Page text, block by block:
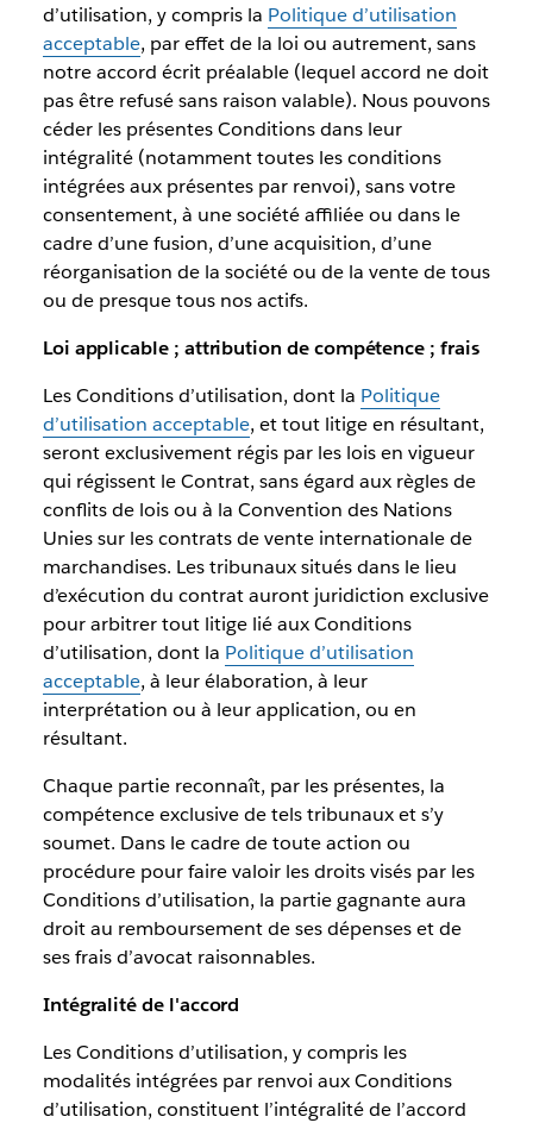
d’utilisation, y compris la Politique d’utilisation
acceptable, par effet de la loi ou autrement, sans
notre accord écrit préalable (lequel accord ne doit
pas être refusé sans raison valable). Nous pouvons
céder les présentes Conditions dans leur
intégralité (notamment toutes les conditions
intégrées aux présentes par renvoi), sans votre
consentement, à une société affiliée ou dans le
cadre d’une fusion, d’une acquisition, d’une
réorganisation de la société ou de la vente de tous
ou de presque tous nos actifs.
Loi applicable ; attribution de compétence ; frais
Les Conditions d’utilisation, dont la Politique
d’utilisation acceptable, et tout litige en résultant,
seront exclusivement régis par les lois en vigueur
qui régissent le Contrat, sans égard aux règles de
conflits de lois ou à la Convention des Nations
Unies sur les contrats de vente internationale de
marchandises. Les tribunaux situés dans le lieu
d’exécution du contrat auront juridiction exclusive
pour arbitrer tout litige lié aux Conditions
d’utilisation, dont la Politique d’utilisation
acceptable, à leur élaboration, à leur
interprétation ou à leur application, ou en
résultant.
Chaque partie reconnaît, par les présentes, la
compétence exclusive de tels tribunaux et s’y
soumet. Dans le cadre de toute action ou
procédure pour faire valoir les droits visés par les
Conditions d’utilisation, la partie gagnante aura
droit au remboursement de ses dépenses et de
ses frais d’avocat raisonnables.
Intégralité de l'accord
Les Conditions d’utilisation, y compris les
modalités intégrées par renvoi aux Conditions
d’utilisation, constituent l’intégralité de l’accord